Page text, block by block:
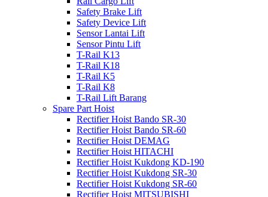
Safety Brake Lift
Safety Device Lift
Sensor Lantai Lift
Sensor Pintu Lift
T-Rail K13
T-Rail K18
T-Rail K5
T-Rail K8
T-Rail Lift Barang
Spare Part Hoist
Rectifier Hoist Bando SR-30
Rectifier Hoist Bando SR-60
Rectifier Hoist DEMAG
Rectifier Hoist HITACHI
Rectifier Hoist Kukdong KD-190
Rectifier Hoist Kukdong SR-30
Rectifier Hoist Kukdong SR-60
Rectifier Hoist MITSUBISHI